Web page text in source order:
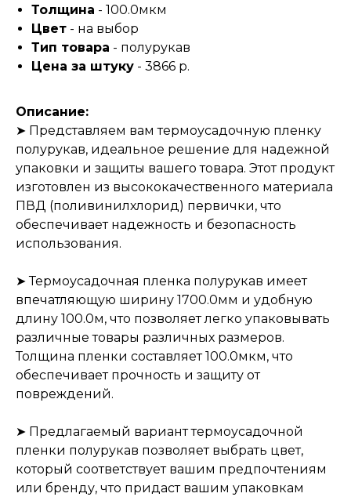
Толщина - 100.0мкм
Цвет - на выбор
Тип товара - полурукав
Цена за штуку - 3866 р.
Описание:
➤ Представляем вам термоусадочную пленку
полурукав, идеальное решение для надежной
упаковки и защиты вашего товара. Этот продукт
изготовлен из высококачественного материала
ПВД (поливинилхлорид) первички, что
обеспечивает надежность и безопасность
использования.
➤ Термоусадочная пленка полурукав имеет
впечатляющую ширину 1700.0мм и удобную
длину 100.0м, что позволяет легко упаковывать
различные товары различных размеров.
Толщина пленки составляет 100.0мкм, что
обеспечивает прочность и защиту от
повреждений.
➤ Предлагаемый вариант термоусадочной
пленки полурукав позволяет выбрать цвет,
который соответствует вашим предпочтениям
или бренду, что придаст вашим упаковкам